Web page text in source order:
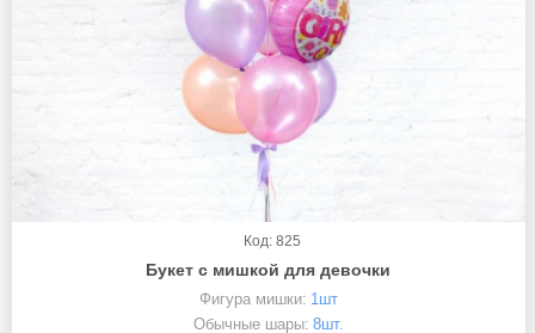
Код: 825
Букет с мишкой для девочки
Фигура мишки: 1шт
Обычные шары: 8шт.